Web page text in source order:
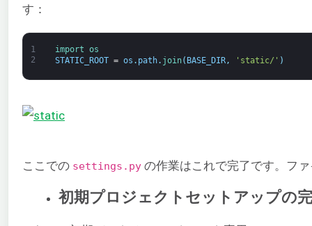
す：
1
2
import os
STATIC_ROOT = os . path. join( BASE_DIR, 'static/' )
ここでの settings.py の作業はこれで完了です。フ
初期プロジェクトセットアップの